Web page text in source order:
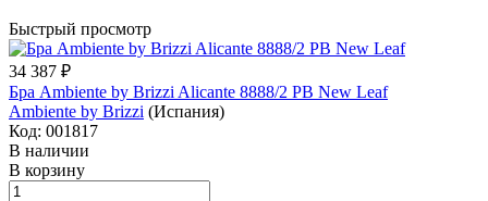
Быстрый просмотр
34 387 ₽
Бра Ambiente by Brizzi Alicante 8888/2 PB New Leaf
Ambiente by Brizzi (Испания)
Код: 001817
В наличии
В корзину